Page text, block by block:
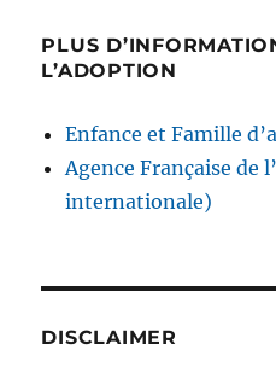
PLUS
L’ADOPTION
Enfance et Famille
Agence Française de
internationale)
DISCLAIMER